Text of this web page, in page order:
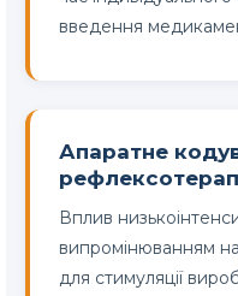
введення
Апаратне
Вплив
випромінюванням на
для стимуляції